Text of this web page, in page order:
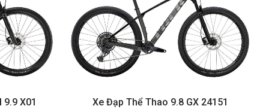
X01 Xe Đạp Thể Thao 9.8 GX 24151